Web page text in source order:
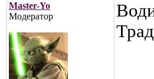
Master-Yo
Модератор